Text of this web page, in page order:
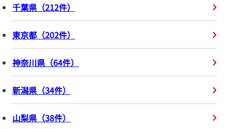
千葉県 （212件）
東京都 （202件）
神奈川県 （64件）
新潟県 （34件）
山梨県 （38件）